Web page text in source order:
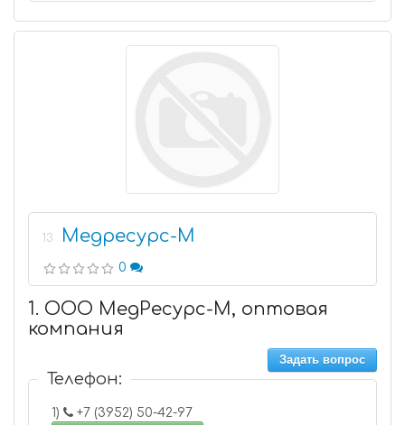
13 Медресурс-М
0
1. ООО МедРесурс-М, оптовая
компания
Задать вопрос
Телефон:
1)
+7 (3952) 50-42-97